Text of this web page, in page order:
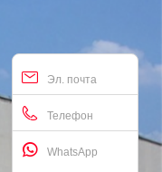
Эл. почта
Телефон
WhatsApp